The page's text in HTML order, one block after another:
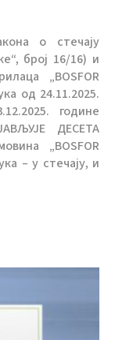
о стечају
број 16/16) и
„BOSFOR
од 24.11.2025.
године
ДЕСЕТА
„BOSFOR
– у стечају, и